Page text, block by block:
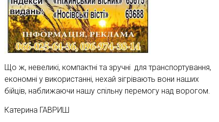
Що ж, невеликі, компактні та зручні для транспортування,
економні у використанні, нехай зігрівають вони наших
бійців, наближаючи нашу спільну перемогу над ворогом.
Катерина ГАВРИШ